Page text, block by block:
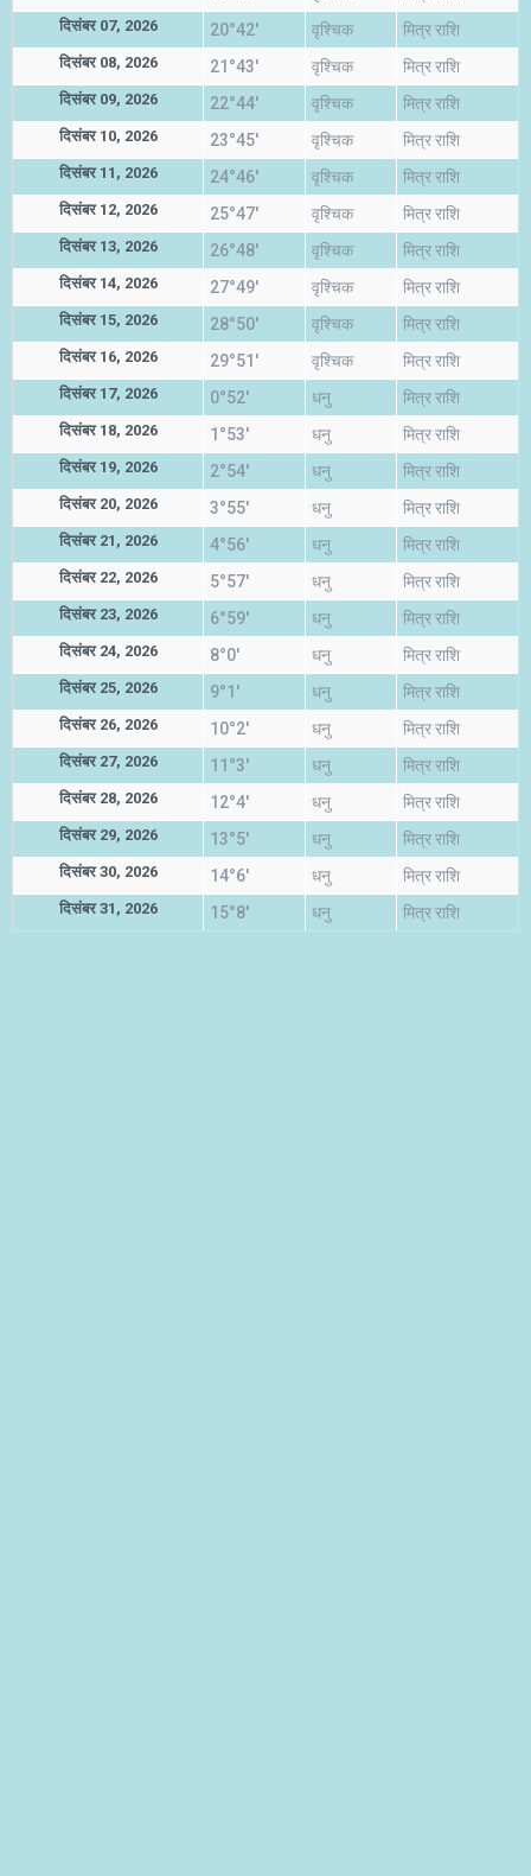
दिसंबर 07, 2026 20°42' वृश्चिक मित्र राशि
दिसंबर 08, 2026 21°43' वृश्चिक मित्र राशि
दिसंबर 09, 2026 22°44' वृश्चिक मित्र राशि
दिसंबर 10, 2026 23°45' वृश्चिक मित्र राशि
दिसंबर 11, 2026 24°46' वृश्चिक मित्र राशि
दिसंबर 12, 2026 25°47' वृश्चिक मित्र राशि
दिसंबर 13, 2026 26°48' वृश्चिक मित्र राशि
दिसंबर 14, 2026 27°49' वृश्चिक मित्र राशि
दिसंबर 15, 2026 28°50' वृश्चिक मित्र राशि
दिसंबर 16, 2026 29°51' वृश्चिक मित्र राशि
दिसंबर 17, 2026 0°52' धनु मित्र राशि
दिसंबर 18, 2026 1°53' धनु मित्र राशि
दिसंबर 19, 2026 2°54' धनु मित्र राशि
दिसंबर 20, 2026 3°55' धनु मित्र राशि
दिसंबर 21, 2026 4°56' धनु मित्र राशि
दिसंबर 22, 2026 5°57' धनु मित्र राशि
दिसंबर 23, 2026 6°59' धनु मित्र राशि
दिसंबर 24, 2026 8°0' धनु मित्र राशि
दिसंबर 25, 2026 9°1' धनु मित्र राशि
दिसंबर 26, 2026 10°2' धनु मित्र राशि
दिसंबर 27, 2026 11°3' धनु मित्र राशि
दिसंबर 28, 2026 12°4' धनु मित्र राशि
दिसंबर 29, 2026 13°5' धनु मित्र राशि
दिसंबर 30, 2026 14°6' धनु मित्र राशि
दिसंबर 31, 2026 15°8' धनु मित्र राशि